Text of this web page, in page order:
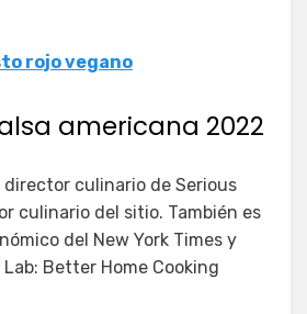
rojo vegano
americana 2022
director culinario de Serious
culinario del sitio. También es
del New York Times y
Better Home Cooking